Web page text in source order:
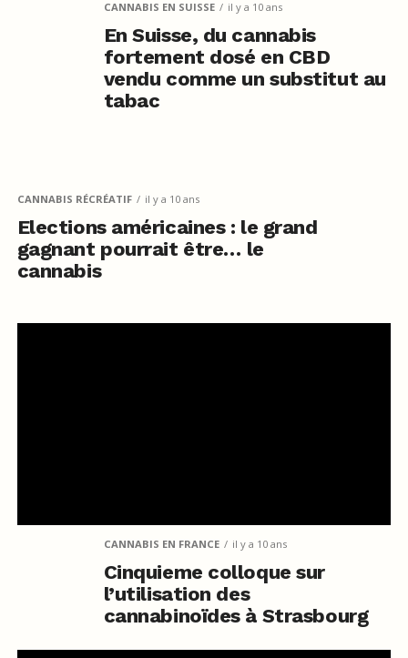
CANNABIS EN SUISSE il y a 10 ans
En Suisse, du cannabis
fortement dosé en CBD
vendu comme un substitut au
tabac
CANNABIS RÉCRÉATIF il y a 10 ans
Elections américaines : le grand
gagnant pourrait être… le
cannabis
CANNABIS EN FRANCE il y a 10 ans
Cinquieme colloque sur
l’utilisation des
cannabinoïdes à Strasbourg